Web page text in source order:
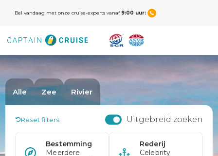
Bel vandaag met onze cruise-experts vanaf 9:00 uur: